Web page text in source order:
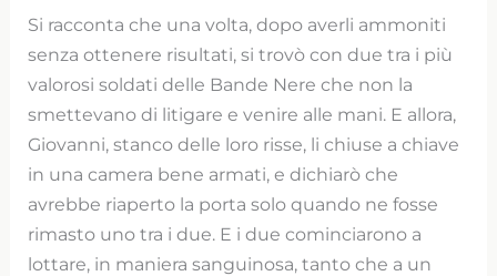
Si racconta che una volta, dopo averli ammoniti
senza ottenere risultati, si trovò con due tra i più
valorosi soldati delle Bande Nere che non la
smettevano di litigare e venire alle mani. E allora,
Giovanni, stanco delle loro risse, li chiuse a chiave
in una camera bene armati, e dichiarò che
avrebbe riaperto la porta solo quando ne fosse
rimasto uno tra i due. E i due cominciarono a
lottare, in maniera sanguinosa, tanto che a un